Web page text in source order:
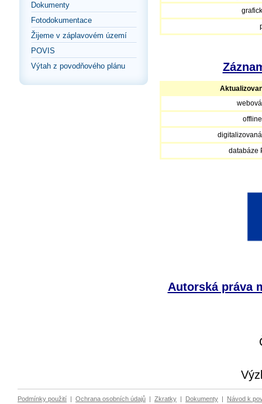
Dokumenty
Fotodokumentace
Žijeme v záplavovém území
POVIS
Výtah z povodňového plánu
databáze
Autorská práva
Podmínky použití | Ochrana osobních údajů | Zkratky | Dokumenty | Návod k